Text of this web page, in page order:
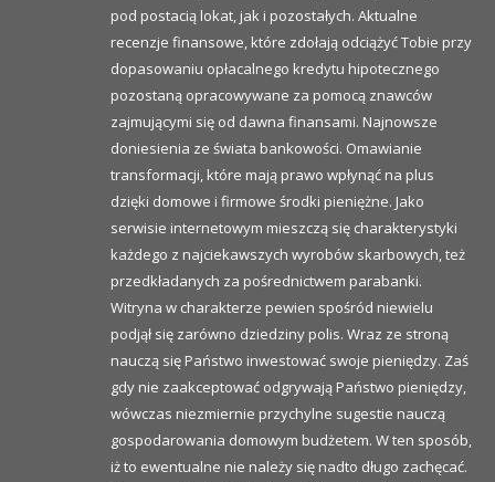
pod postacią lokat, jak i pozostałych. Aktualne
recenzje finansowe, które zdołają odciążyć Tobie przy
dopasowaniu opłacalnego kredytu hipotecznego
pozostaną opracowywane za pomocą znawców
zajmującymi się od dawna finansami. Najnowsze
doniesienia ze świata bankowości. Omawianie
transformacji, które mają prawo wpłynąć na plus
dzięki domowe i firmowe środki pieniężne. Jako
serwisie internetowym mieszczą się charakterystyki
każdego z najciekawszych wyrobów skarbowych, też
przedkładanych za pośrednictwem parabanki.
Witryna w charakterze pewien spośród niewielu
podjął się zarówno dziedziny polis. Wraz ze stroną
nauczą się Państwo inwestować swoje pieniędzy. Zaś
gdy nie zaakceptować odgrywają Państwo pieniędzy,
wówczas niezmiernie przychylne sugestie nauczą
gospodarowania domowym budżetem. W ten sposób,
iż to ewentualne nie należy się nadto długo zachęcać.